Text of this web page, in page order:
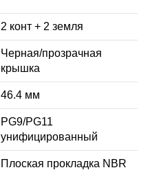
2 конт + 2 земля
Черная/прозрачная
крышка
46.4 мм
PG9/PG11
унифицированный
Плоская прокладка NBR